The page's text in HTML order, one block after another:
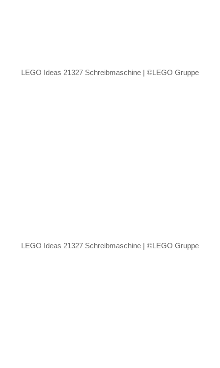
LEGO Ideas 21327 Schreibmaschine | ©LEGO Gruppe
LEGO Ideas 21327 Schreibmaschine | ©LEGO Gruppe